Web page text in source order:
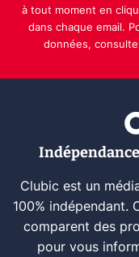
à tout moment en
dans chaque email.
données,
Clubic est un
100% indépendant.
comparent des
pour vous